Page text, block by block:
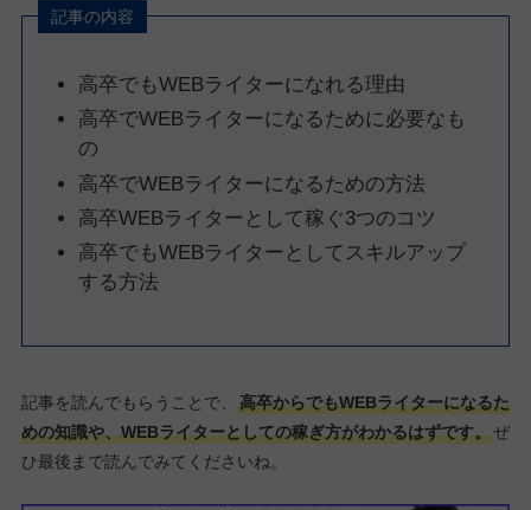
記事の内容
高卒でもWEBライターになれる理由
高卒でWEBライターになるために必要なも
の
高卒でWEBライターになるための方法
高卒WEBライターとして稼ぐ3つのコツ
高卒でもWEBライターとしてスキルアップ
する方法
記事を読んでもらうことで、
高卒からでもWEBライターになるた
めの知識や、WEBライターとしての稼ぎ方がわかるはずです。ぜ
ひ最後まで読んでみてくださいね。